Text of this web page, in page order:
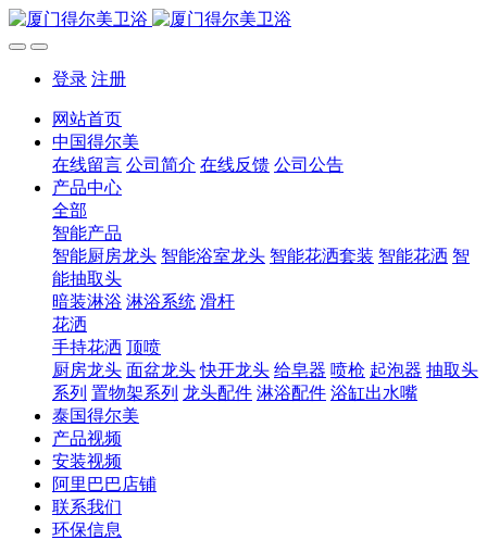
登录 注册
网站首页
中国得尔美
在线留言 公司简介 在线反馈 公司公告
产品中心
全部
智能产品
智能厨房龙头 智能浴室龙头 智能花洒套装 智能花洒 智
能抽取头
暗装淋浴 淋浴系统 滑杆
花洒
手持花洒 顶喷
厨房龙头 面盆龙头 快开龙头 给皂器 喷枪 起泡器 抽取头
系列 置物架系列 龙头配件 淋浴配件 浴缸出水嘴
泰国得尔美
产品视频
安装视频
阿里巴巴店铺
联系我们
环保信息